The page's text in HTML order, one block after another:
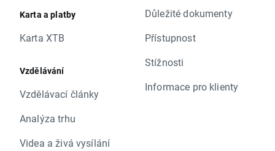
Karta a platby
Karta XTB
Vzdělávání
Vzdělávací články
Analýza trhu
Videa a živá vysílání
Důležité dokumenty
Přístupnost
Stížnosti
Informace pro klienty